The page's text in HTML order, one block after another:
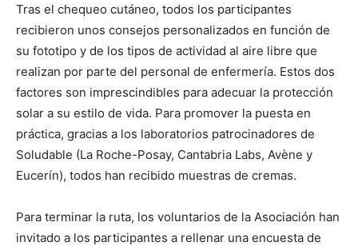
Tras el chequeo cutáneo, todos los participantes
recibieron unos consejos personalizados en función de
su fototipo y de los tipos de actividad al aire libre que
realizan por parte del personal de enfermería. Estos dos
factores son imprescindibles para adecuar la protección
solar a su estilo de vida. Para promover la puesta en
práctica, gracias a los laboratorios patrocinadores de
Soludable (La Roche-Posay, Cantabria Labs, Avène y
Eucerín), todos han recibido muestras de cremas.
Para terminar la ruta, los voluntarios de la Asociación han
invitado a los participantes a rellenar una encuesta de